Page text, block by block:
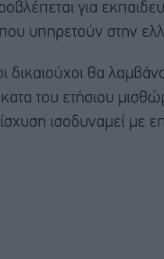
για
υπηρετούν στην
δικαιούχοι θα
του ετήσιου
ισοδυναμεί με